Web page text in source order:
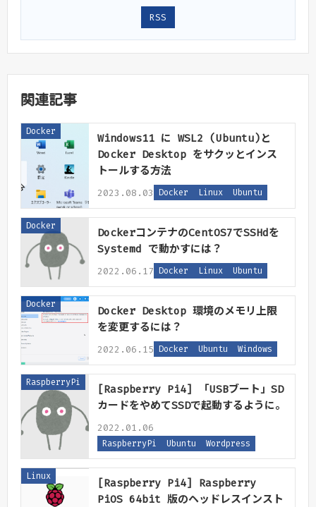
RSS
関連記事
Docker
Windows11 に WSL2 (Ubuntu)と
Docker Desktop をサクッとインス
トールする方法
2023.08.03 Docker Linux Ubuntu
Docker
DockerコンテナのCentOS7でSSHdを
Systemd で動かすには？
2022.06.17 Docker Linux Ubuntu
Docker
Docker Desktop 環境のメモリ上限
を変更するには？
2022.06.15 Docker Ubuntu Windows
RaspberryPi
[Raspberry Pi4] 「USBブート」SD
カードをやめてSSDで起動するように。
2022.01.06
RaspberryPi Ubuntu Wordpress
Linux
[Raspberry Pi4] Raspberry
PiOS 64bit 版のヘッドレスインスト